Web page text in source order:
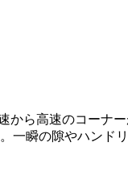
ら高速のコーナ
一瞬の隙やハンド